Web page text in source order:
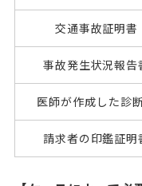
交通事故証明書
事故発生状況報告
医師が作成した診
請求者の印鑑証明